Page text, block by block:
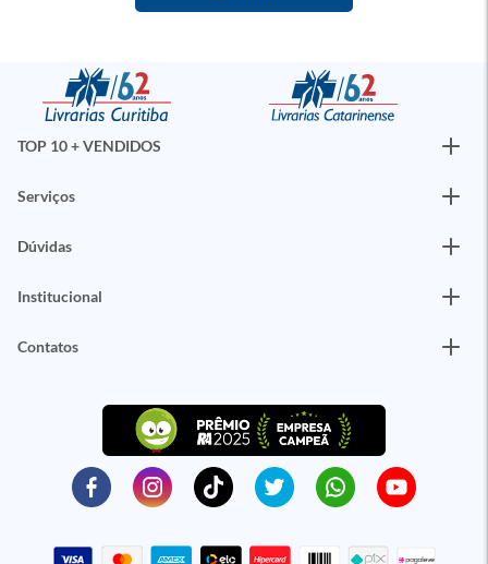
TOP 10 + VENDIDOS
Serviços
Dúvidas
Institucional
Contatos